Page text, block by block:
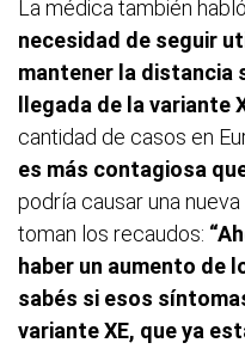
La médica también
necesidad de seguir
mantener la distancia
llegada de la variante
cantidad de casos en
es más contagiosa
podría causar una
toman los recaudos:
haber un aumento de
sabés si esos
variante XE, que ya